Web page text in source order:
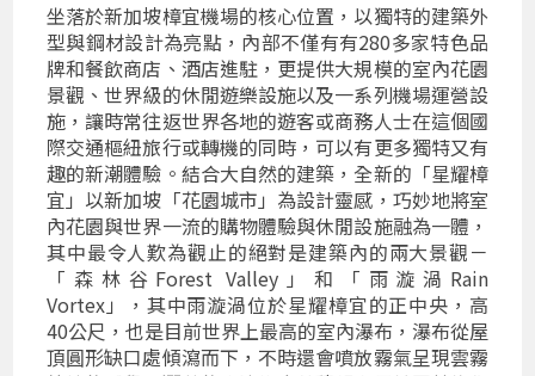
坐落於新加坡樟宜機場的核心位置，以獨特的建築外
型與鋼材設計為亮點，內部不僅有有280多家特色品
牌和餐飲商店、酒店進駐，更提供大規模的室內花園
景觀、世界級的休閒遊樂設施以及一系列機場運營設
施，讓時常往返世界各地的遊客或商務人士在這個國
際交通樞紐旅行或轉機的同時，可以有更多獨特又有
趣的新潮體驗。結合大自然的建築，全新的「星耀樟
宜」以新加坡「花園城市」為設計靈感，巧妙地將室
內花園與世界一流的購物體驗與休閒設施融為一體，
其中最令人歎為觀止的絕對是建築內的兩大景觀－
「森林谷Forest Valley」和「雨漩渦Rain
Vortex」，其中雨漩渦位於星耀樟宜的正中央，高
40公尺，也是目前世界上最高的室內瀑布，瀑布從屋
頂圓形缺口處傾瀉而下，不時還會噴放霧氣呈現雲霧